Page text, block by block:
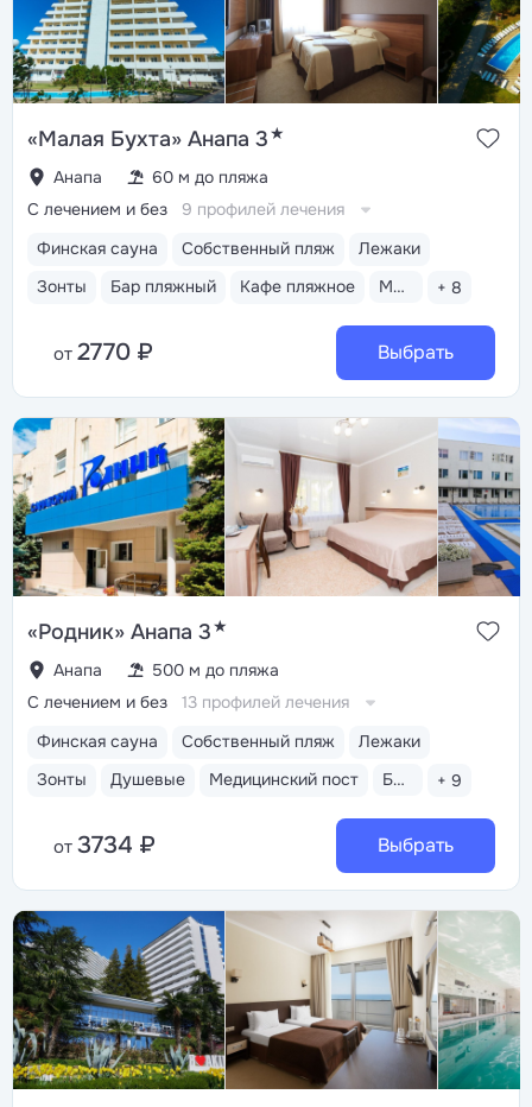
«Малая Бухта» Анапа 3★
Анапа 60 м до пляжа
Финская сауна Собственный пляж
Лежаки
Зонты
Бар пляжный Кафе пляжное Медицинский пост + 8
С лечением и без 9 профилей лечения
от 2770 ₽ Выбрать
«Родник» Анапа 3★
Анапа 500 м до пляжа
Финская сауна Собственный пляж
Лежаки
Зонты
Душевые Медицинский пост Бассейн открытый + 9
С лечением и без 13 профилей лечения
от 3734 ₽ Выбрать